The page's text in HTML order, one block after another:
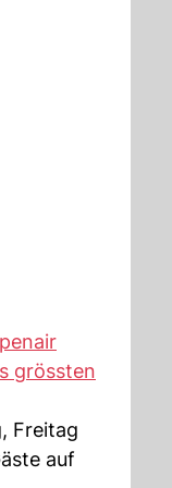
grössten
Freitag
auf